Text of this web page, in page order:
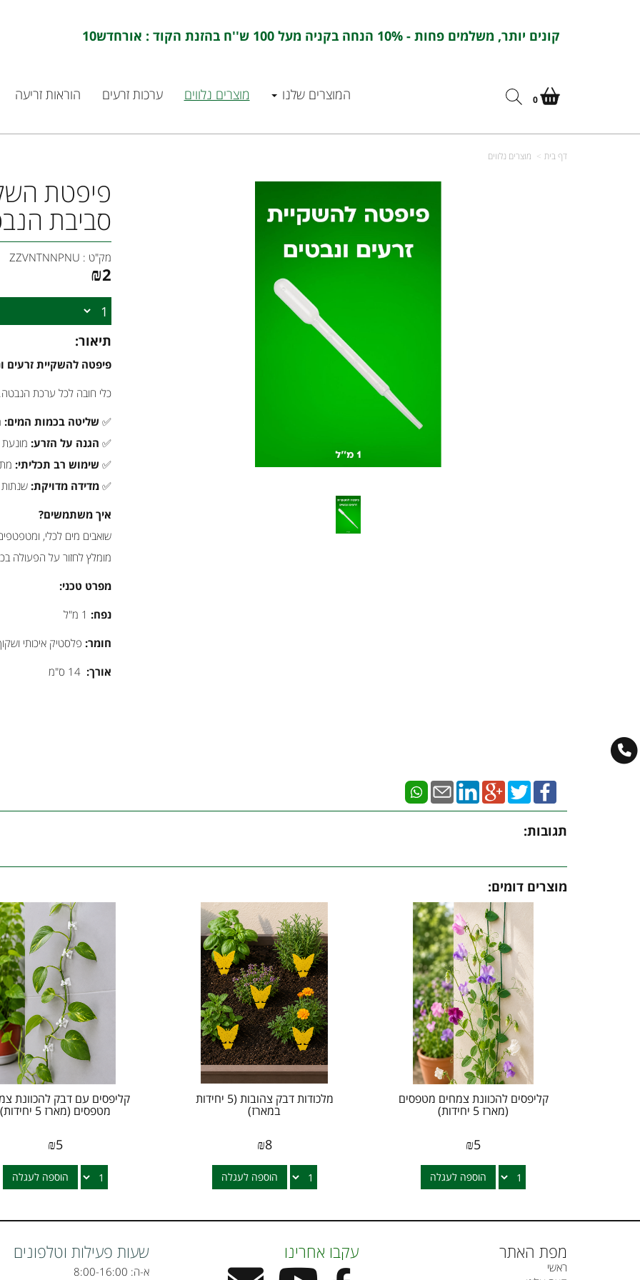
קונים יותר, משלמים פחות - 10% הנחה בקניה מעל 100 ש''ח בהזנת הקוד : אורחדש10
0 המוצרים שלנו מוצרים נלווים ערכות זרעים הוראות זריעה
דף בית מוצרים נלווים
פיפטת
סביבת
מק"ט : ZZVNTNNPNU
₪2
תיאור:
פיפטה להשקיית זרעים
כלי חובה לכל ערכת
✅ שליטה בכמות המים:
✅ הגנה על הזרע:
✅ שימוש רב תכליתי:
✅מדידה מדויקת:
איך משתמשים?
שואבים מים לכלי,
מומלץ לחזור על הפעולה
מפרט טכני:
נפח:
חומר: פלסטיק איכותי
אורך: 14 ס"מ
תגובות:
מוצרים דומים:
קליפסים להכוונת צמחים מטפסים
(מארז 5 יחידות)
₪5
הוספה לעגלה
מלכודות דבק צהובות (5 יחידות
במארז)
₪8
הוספה לעגלה
קליפסים עם דבק להכוונת
מטפסים (מארז 5 יחידות)
₪5
הוספה לעגלה
מפת האתר
ראשי
עקבו אחרינו שעות פעילות וטלפונים
א-ה: 8:00-16:00